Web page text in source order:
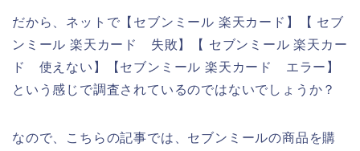
だから、ネットで【セブンミール 楽天カード】【 セブ
ンミール 楽天カード 失敗】【 セブンミール 楽天カー
ド 使えない】【セブンミール 楽天カード エラー】
という感じで調査されているのではないでしょうか？
なので、こちらの記事では、セブンミールの商品を購